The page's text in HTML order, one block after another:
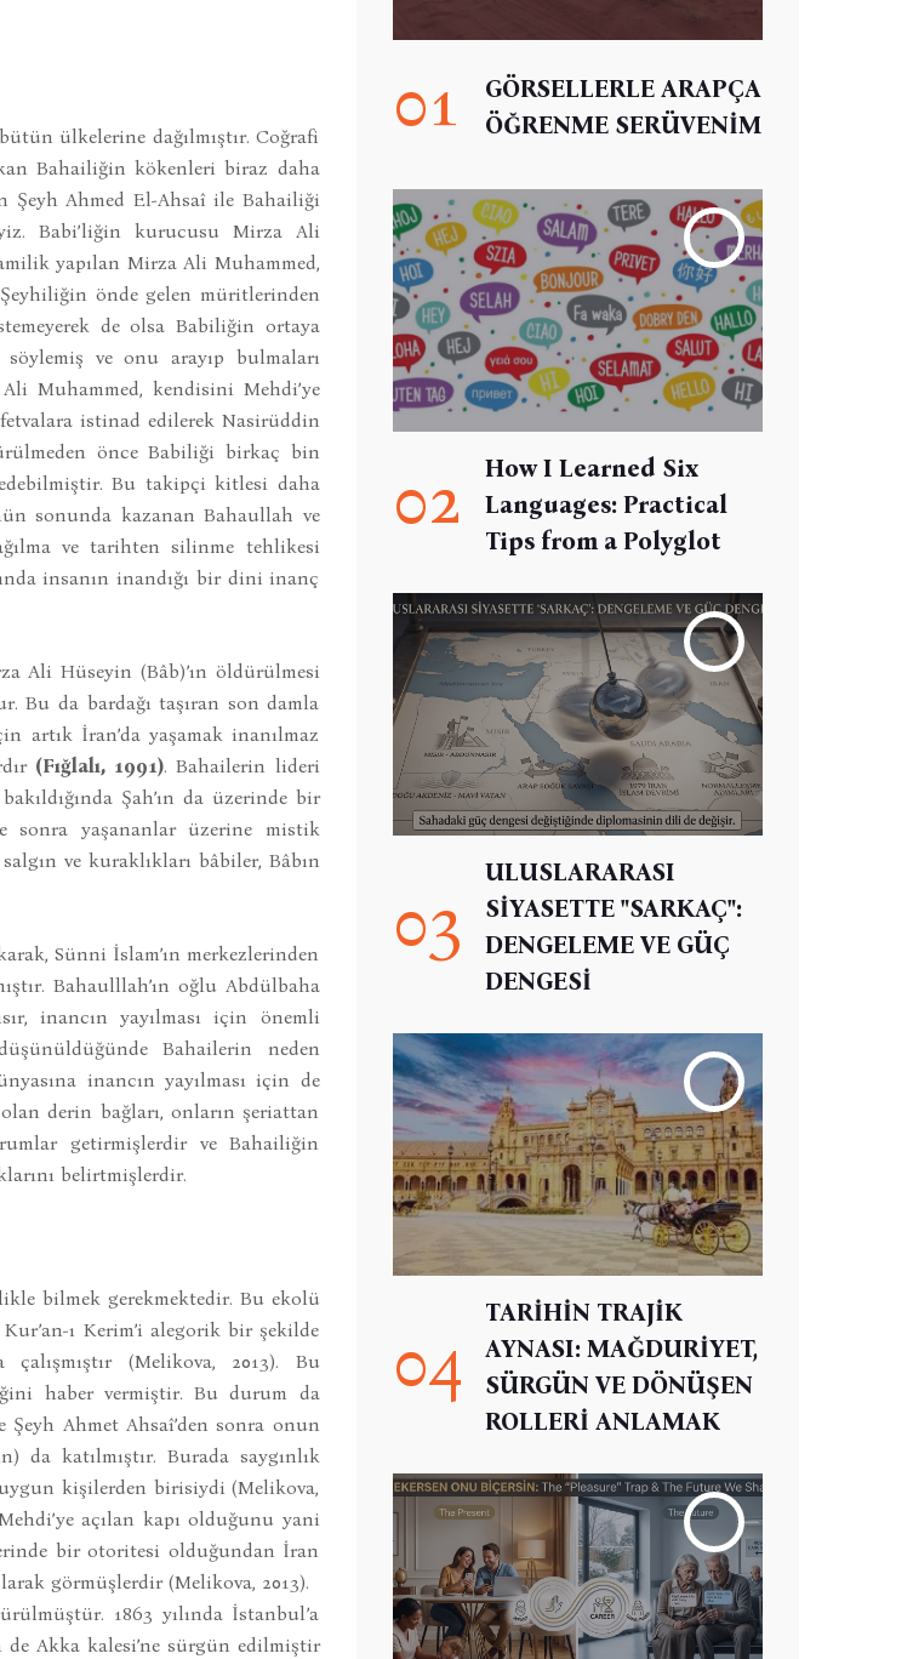
ülkelerine dağılmıştır. Coğrafi
Bahailiğin kökenleri biraz daha
Şeyh Ahmed El-Ahsaî ile Bahailiği
Babi’liğin kurucusu Mirza Ali
yapılan Mirza Ali Muhammed,
önde gelen müritlerinden
de olsa Babiliğin ortaya
söylemiş ve onu arayıp bulmaları
Muhammed, kendisini Mehdi’ye
istinad edilerek Nasirüddin
önce Babiliği birkaç bin
Bu takipçi kitlesi daha
sonunda kazanan Bahaullah ve
ve tarihten silinme tehlikesi
insanın inandığı bir dini inanç
Ali Hüseyin (Bâb)’ın öldürülmesi
Bu da bardağı taşıran son damla
İran’da yaşamak inanılmaz
(Fığlalı, 1991). Bahailerin lideri
Şah’ın da üzerinde bir
sonra yaşananlar üzerine mistik
ve kuraklıkları bâbiler, Bâbın
Sünni İslam’ın merkezlerinden
Bahaulllah’ın oğlu Abdülbaha
inancın yayılması için önemli
Bahailerin neden
inancın yayılması için de
derin bağları, onların şeriattan
getirmişlerdir ve Bahailiğin
belirtmişlerdir.
bilmek gerekmektedir. Bu ekolü
ı Kerim’i alegorik bir şekilde
(Melikova, 2013). Bu
haber vermiştir. Bu durum da
Ahmet Ahsaî’den sonra onun
da katılmıştır. Burada saygınlık
kişilerden birisiydi (Melikova,
açılan kapı olduğunu yani
bir otoritesi olduğundan İran
görmüşlerdir (Melikova, 2013).
1863 yılında İstanbul’a
de Akka kalesi’ne sürgün edilmiştir
01
GÖRSELLERLE ARAPÇA
ÖĞRENME SERÜVENİM
02
How I Learned Six
Languages: Practical
Tips from a Polyglot
03
ULUSLARARASI
SİYASETTE "SARKAÇ":
DENGELEME VE GÜÇ
DENGESİ
04
TARİHİN TRAJİK
AYNASI: MAĞDURİYET,
SÜRGÜN VE DÖNÜŞEN
ROLLERİ ANLAMAK